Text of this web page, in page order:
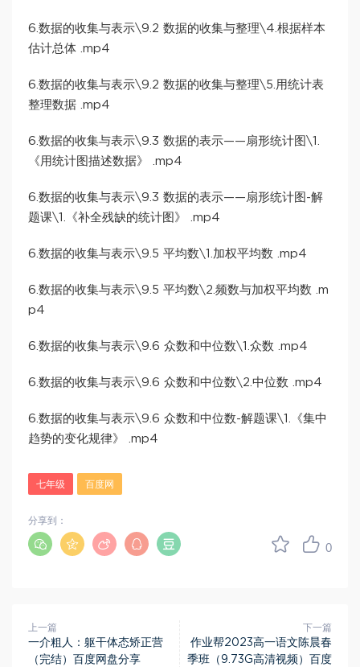
6.数据的收集与表示\9.2 数据的收集与整理\4.根据样本
估计总体 .mp4
6.数据的收集与表示\9.2 数据的收集与整理\5.用统计表
整理数据 .mp4
6.数据的收集与表示\9.3 数据的表示——扇形统计图\1.
《用统计图描述数据》 .mp4
6.数据的收集与表示\9.3 数据的表示——扇形统计图-解
题课\1.《补全残缺的统计图》 .mp4
6.数据的收集与表示\9.5 平均数\1.加权平均数 .mp4
6.数据的收集与表示\9.5 平均数\2.频数与加权平均数 .m
p4
6.数据的收集与表示\9.6 众数和中位数\1.众数 .mp4
6.数据的收集与表示\9.6 众数和中位数\2.中位数 .mp4
6.数据的收集与表示\9.6 众数和中位数-解题课\1.《集中
趋势的变化规律》 .mp4
七年级 百度网
0
分享到：
上一篇
一介粗人：躯干体态矫正营
（完结）百度网盘分享
下一篇
作业帮2023高一语文陈晨春
季班（9.73G高清视频）百度